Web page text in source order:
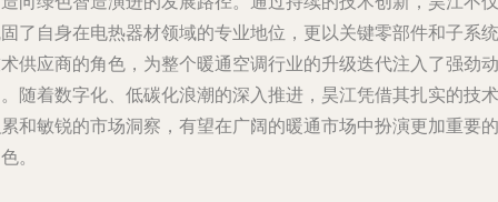
了自身在电热器材领域的专业地位，更以关键零部件和子系统
供应商的角色，为整个暖通空调行业的升级迭代注入了强劲动
随着数字化、低碳化浪潮的深入推进，昊江凭借其扎实的技术
和敏锐的市场洞察，有望在广阔的暖通市场中扮演更加重要的
。